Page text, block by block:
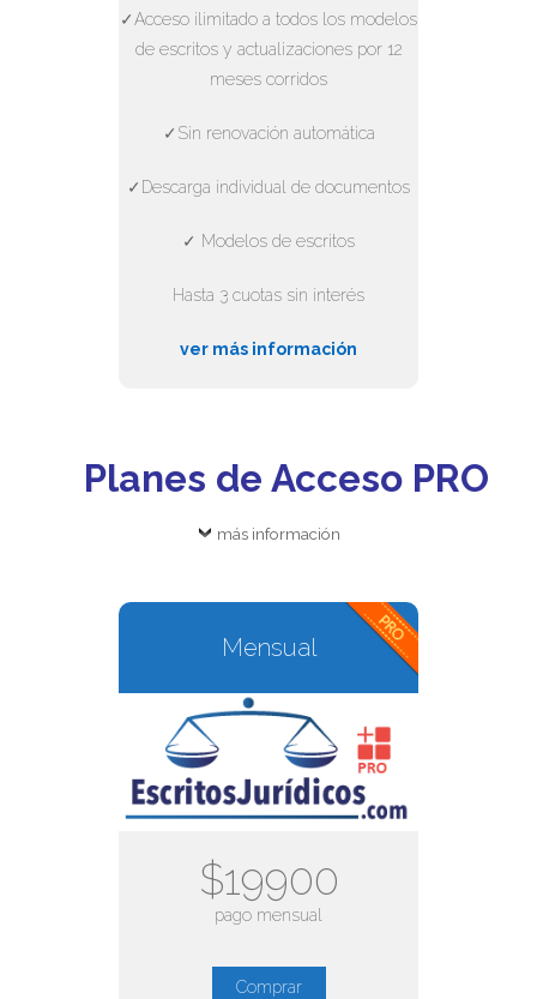
✓Acceso ilimitado a todos los modelos
de escritos y actualizaciones por 12
meses corridos
✓Sin renovación automática
✓Descarga individual de documentos
✓ Modelos de escritos
Hasta 3 cuotas sin interés
ver más información
Planes de Acceso PRO
más información
Mensual
$19900
pago mensual
Comprar